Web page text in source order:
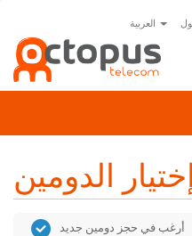
أرغب في حجز دومين جديد